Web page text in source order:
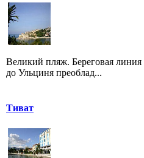
Великий пляж. Береговая линия
до Ульциня преоблад...
Тиват